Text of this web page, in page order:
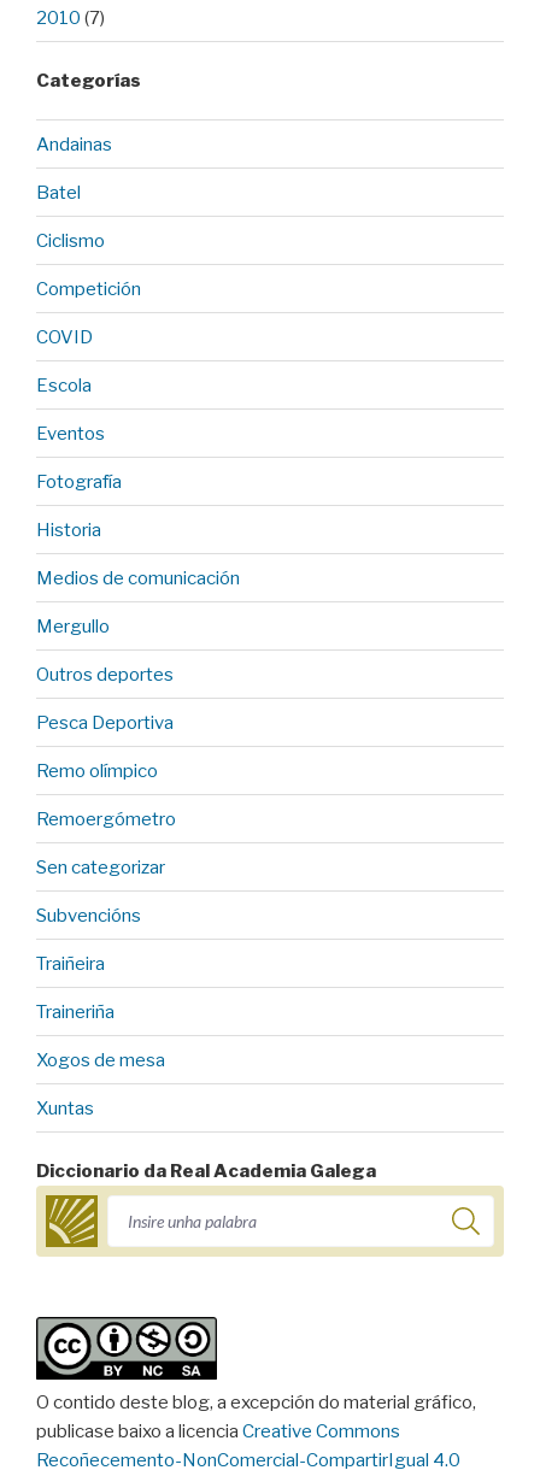
2010 (7)
Categorías
Andainas
Batel
Ciclismo
Competición
COVID
Escola
Eventos
Fotografía
Historia
Medios de comunicación
Mergullo
Outros deportes
Pesca Deportiva
Remo olímpico
Remoergómetro
Sen categorizar
Subvencións
Traiñeira
Traineriña
Xogos de mesa
Xuntas
Diccionario da Real Academia Galega
O contido deste blog, a excepción do material gráfico,
publicase baixo a licencia Creative Commons
Recoñecemento-NonComercial-CompartirIgual 4.0